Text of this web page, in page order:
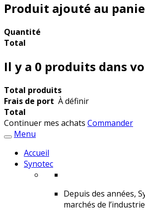
Produit ajouté au
Quantité
Total
Il y a 0 produits dans
Total produits
Frais de port À définir
Total
Continuer mes achats Commander
Menu
Accueil
Synotec
Depuis des années,
marchés de